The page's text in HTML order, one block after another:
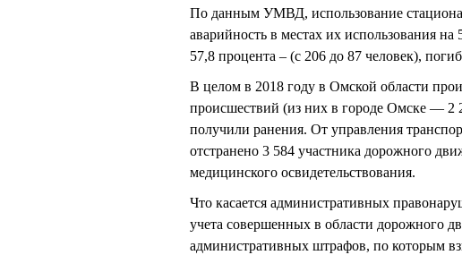
По данным УМВД, использование
аварийность в местах их использования
57,8 процента – (с 206 до 87 человек),
В целом в 2018 году в Омской области
происшествий (из них в городе Омске — 2
получили ранения. От управления
отстранено 3 584 участника дорожного
медицинского освидетельствования.
Что касается административных
учета совершенных в области дорожного
административных штрафов, по которым